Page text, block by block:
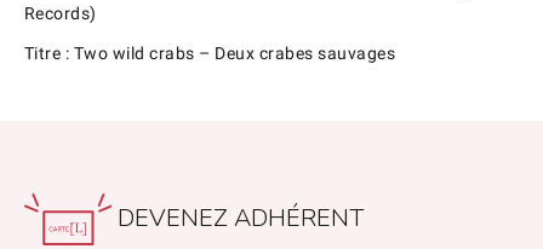
Records)
Titre : Two wild crabs – Deux crabes sauvages
DEVENEZ ADHÉRENT